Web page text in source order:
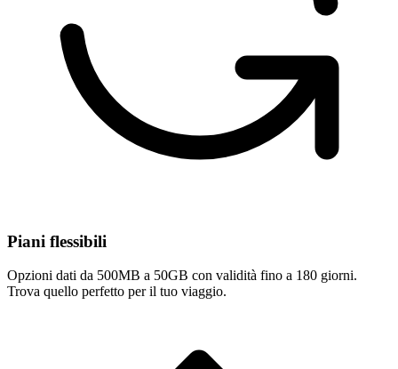
Piani flessibili
Opzioni dati da 500MB a 50GB con validità fino a 180 giorni.
Trova quello perfetto per il tuo viaggio.